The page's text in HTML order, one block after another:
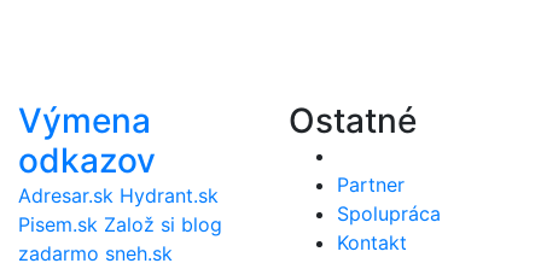
Výmena
odkazov
Adresar.sk Hydrant.sk
Pisem.sk Založ si blog
zadarmo sneh.sk
Ostatné
Partner
Spolupráca
Kontakt